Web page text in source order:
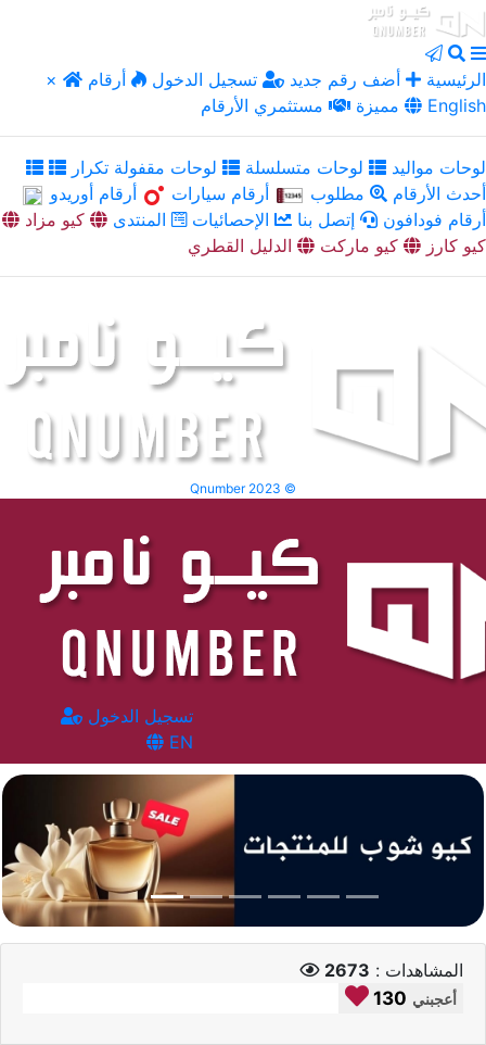
× الرئيسية أضف رقم جديد تسجيل الدخول
أرقام
مميزة
مستثمري الأرقام English
لوحات مواليد لوحات متسلسلة
لوحات مقفولة تكرار
أحدث الأرقام
مطلوب أرقام سيارات
أرقام أوريدو
أرقام فودافون
إتصل بنا الإحصائيات المنتدى
كيو مزاد
كيو كارز
كيو ماركت الدليل القطري
Qnumber 2023 ©
تسجيل الدخول
EN
المشاهدات : 2673
130 أعجبني